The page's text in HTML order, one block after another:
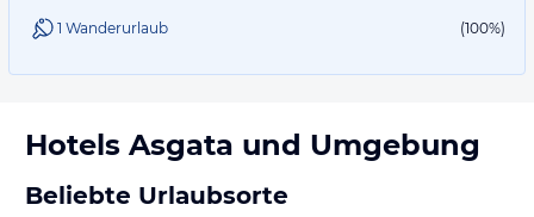
1 Wanderurlaub (100%)
Hotels Asgata und Umgebung
Beliebte Urlaubsorte